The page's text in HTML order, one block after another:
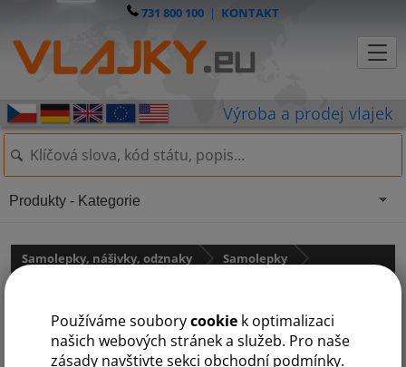
Používáme souborycookie k optimalizaci
našich webových stránek a služeb. Pro naše
zásady navštivte sekci obchodní podmínky.
731 800 100 | KONTAKT
Samolepky, nášivky, odznaky
Samolepky
Samolepka - vlajka Albánie
Produkty - Kategorie